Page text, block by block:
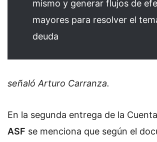
mismo y generar flujos de
mayores para resolver el
deuda
señaló Arturo Carranza.
En la segunda entrega de la
ASF se menciona que según el